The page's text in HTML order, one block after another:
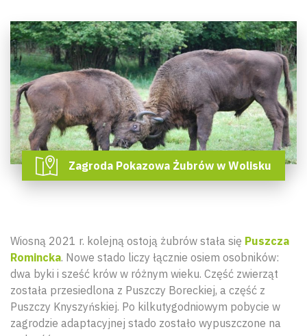
Zagroda Pokazowa Żubrów w Wolisku
Wiosną 2021 r. kolejną ostoją żubrów stała się Puszcza
Romincka. Nowe stado liczy łącznie osiem osobników:
dwa byki i sześć krów w różnym wieku. Część zwierząt
została przesiedlona z Puszczy Boreckiej, a część z
Puszczy Knyszyńskiej. Po kilkutygodniowym pobycie w
zagrodzie adaptacyjnej stado zostało wypuszczone na